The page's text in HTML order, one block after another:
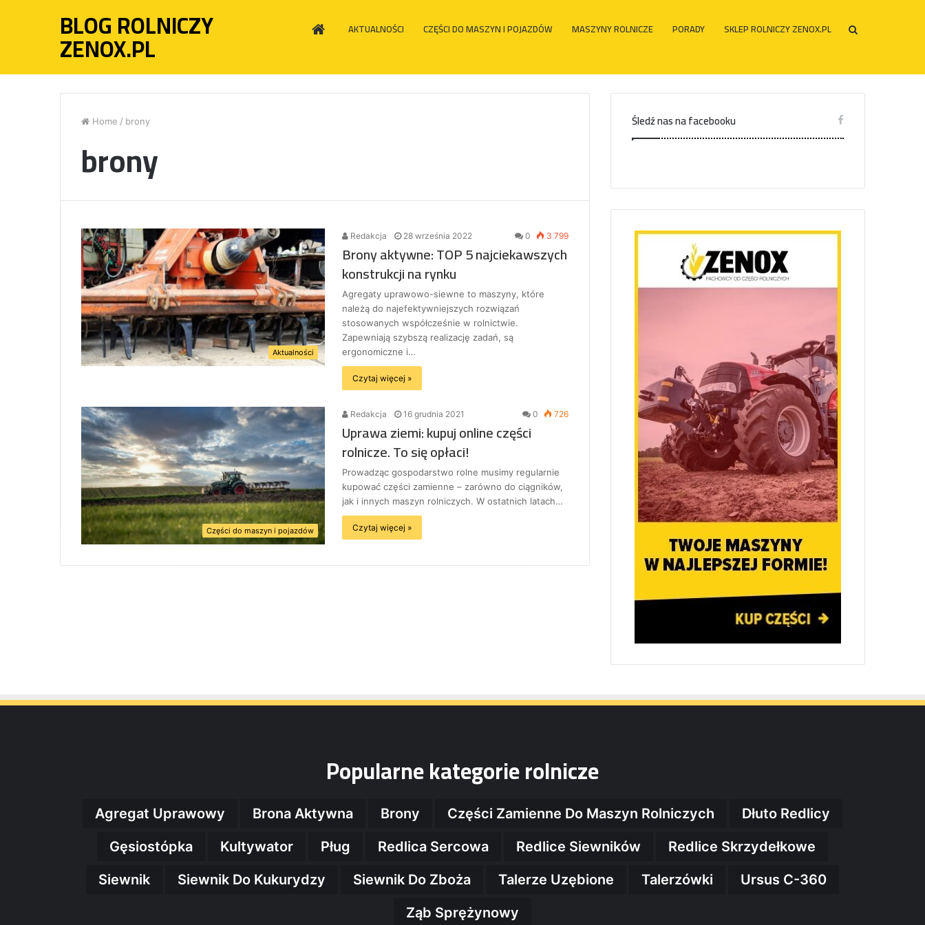
BLOG ROLNICZY
ZENOX.PL HOME AKTUALNOŚCI CZĘŚCI DO MASZYN I POJAZDÓW MASZYNY ROLNICZE PORADY SKLEP ROLNICZY ZENOX.PL
Home / brony
brony
Aktualności
Redakcja 28 września 2022 0 3 799
Brony aktywne: TOP 5 najciekawszych
konstrukcji na rynku
Agregaty uprawowo-siewne to maszyny, które
należą do najefektywniejszych rozwiązań
stosowanych współcześnie w rolnictwie.
Zapewniają szybszą realizację zadań, są
ergonomiczne i…
Czytaj więcej »
Części do maszyn i pojazdów
Redakcja 16 grudnia 2021 0 726
Uprawa ziemi: kupuj online części
rolnicze. To się opłaci!
Prowadząc gospodarstwo rolne musimy regularnie
kupować części zamienne – zarówno do ciągników,
jak i innych maszyn rolniczych. W ostatnich latach…
Czytaj więcej »
Śledź nas na facebooku
Popularne kategorie rolnicze
Agregat Uprawowy Brona Aktywna Brony Części Zamienne Do Maszyn Rolniczych
Dłuto Redlicy
Gęsiostópka
Kultywator Pług Redlica Sercowa Redlice Siewników
Redlice Skrzydełkowe
Siewnik
Siewnik Do Kukurydzy Siewnik Do Zboża Talerze Uzębione Talerzówki
Ursus C-360
Ząb Sprężynowy